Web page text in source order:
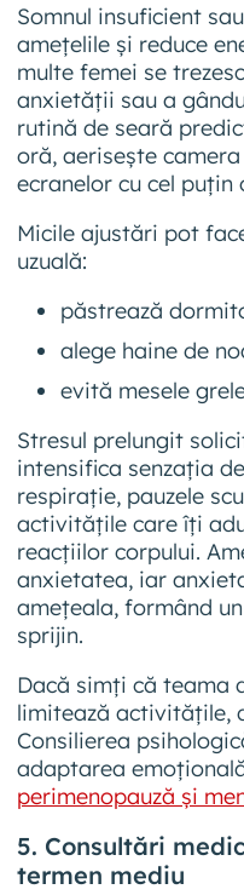
Somnul insuficient
amețelile și reduce
multe femei se
anxietății sau a
rutină de seară
oră, aerisește
ecranelor cu cel puțin
Micile ajustări pot
uzuală:
păstrează
alege haine de
evită mesele
Stresul prelungit
intensifica senzația
respirație, pauzele
activitățile care îți
reacțiilor corpului.
anxietatea, iar
amețeala, formând
sprijin.
Dacă simți că teama
limitează activitățile,
Consilierea
adaptarea
perimenopauză și
5. Consultări
termen mediu